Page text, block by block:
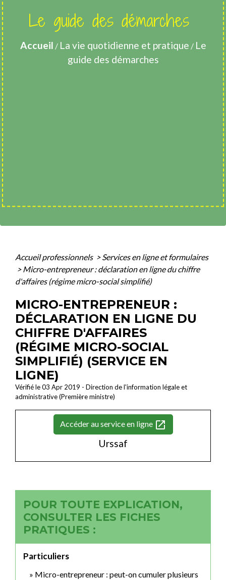
Le guide des démarches
Accueil / La vie quotidienne et pratique / Le
guide des démarches
Accueil professionnels > Services en ligne et formulaires
> Micro-entrepreneur : déclaration en ligne du chiffre
d'affaires (régime micro-social simplifié)
MICRO-ENTREPRENEUR :
DÉCLARATION EN LIGNE DU
CHIFFRE D'AFFAIRES
(RÉGIME MICRO-SOCIAL
SIMPLIFIÉ) (SERVICE EN
LIGNE)
Vérifié le 03 Apr 2019 - Direction de l'information légale et
administrative (Première ministre)
Accéder au service en ligne open_in_new
Urssaf
POUR TOUTE EXPLICATION,
CONSULTER LES FICHES
PRATIQUES :
Particuliers
Micro-entrepreneur : peut-on cumuler plusieurs